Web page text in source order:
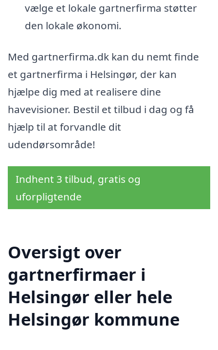
vælge et lokale gartnerfirma støtter
den lokale økonomi.
Med gartnerfirma.dk kan du nemt finde
et gartnerfirma i Helsingør, der kan
hjælpe dig med at realisere dine
havevisioner. Bestil et tilbud i dag og få
hjælp til at forvandle dit
udendørsområde!
Indhent 3 tilbud, gratis og
uforpligtende
Oversigt over
gartnerfirmaer i
Helsingør eller hele
Helsingør kommune